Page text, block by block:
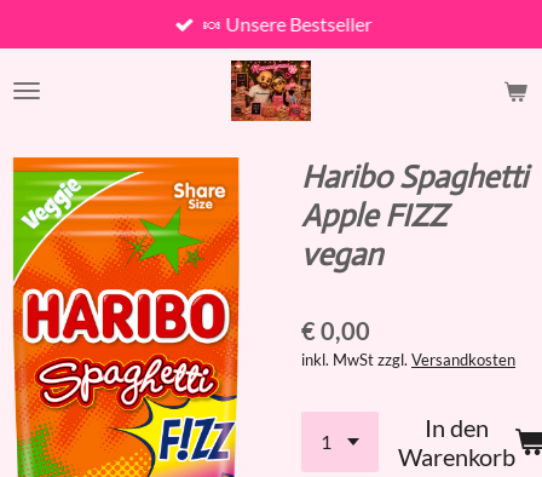
Hauptinhalt
springen
🍬 Unsere Bestseller
Haribo Spaghetti
Apple FIZZ
vegan
€ 0,00
inkl. MwSt zzgl. Versandkosten
In den
Warenkorb